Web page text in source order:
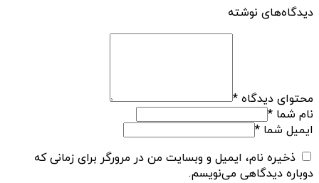
دیدگاه‌های نوشته
محتوای دیدگاه *
نام شما *
ایمیل شما *
ذخیره نام، ایمیل و وبسایت من در مرورگر برای زمانی که
دوباره دیدگاهی می‌نویسم.